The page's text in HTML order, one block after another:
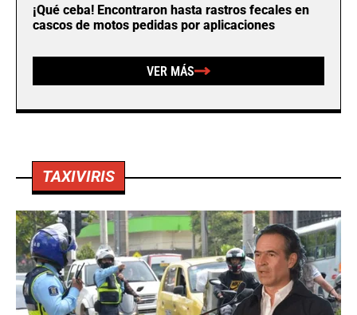
¡Qué ceba! Encontraron hasta rastros fecales en
cascos de motos pedidas por aplicaciones
VER MÁS
TAXIVIRIS